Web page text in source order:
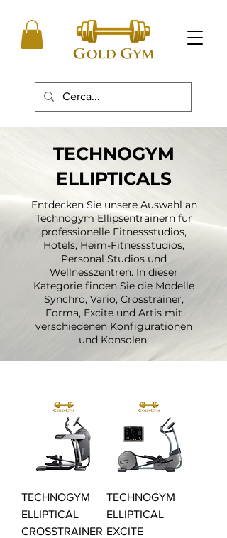
TECHNOGYM
ELLIPTICALS
Entdecken Sie unsere Auswahl an
Technogym Ellipsentrainern für
professionelle Fitnessstudios,
Hotels, Heim-Fitnessstudios,
Personal Studios und
Wellnesszentren. In dieser
Kategorie finden Sie die Modelle
Synchro, Vario, Crosstrainer,
Forma, Excite und Artis mit
verschiedenen Konfigurationen
und Konsolen.
TECHNOGYM
ELLIPTICAL
CROSSTRAINER
TECHNOGYM
ELLIPTICAL
EXCITE